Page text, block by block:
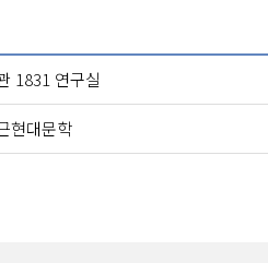
1831 연구실
현대문학